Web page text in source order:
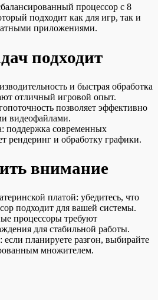
процессор с 8
подходит как для игр, так и
приложениями.
подходит
и быстрая обработка
отличный игровой опыт.
позволяет эффективно
видеофайлами.
поддержка современных
рендеринг и обработку графики.
внимание
платой: убедитесь, что
подходит для вашей системы.
процессоры требуют
для стабильной работы.
если планируете разгон, выбирайте
множителем.